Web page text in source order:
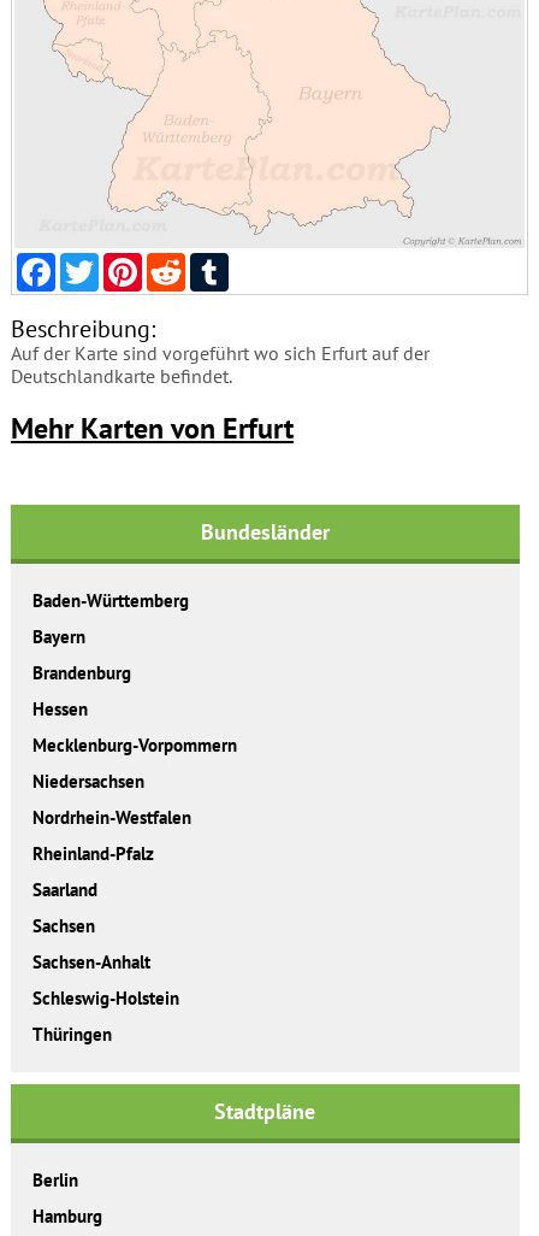
Facebook
TwitterPinterest
RedditTumblr
Beschreibung:
Auf der Karte sind vorgeführt wo sich Erfurt auf der
Deutschlandkarte befindet.
Mehr Karten von Erfurt
Bundesländer
Baden-Württemberg
Bayern
Brandenburg
Hessen
Mecklenburg-Vorpommern
Niedersachsen
Nordrhein-Westfalen
Rheinland-Pfalz
Saarland
Sachsen
Sachsen-Anhalt
Schleswig-Holstein
Thüringen
Stadtpläne
Berlin
Hamburg